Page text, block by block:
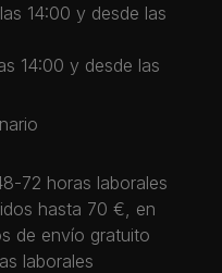
14:00 y desde las
14:00 y desde las
72 horas laborales
hasta 70 €, en
de envío gratuito
laborales